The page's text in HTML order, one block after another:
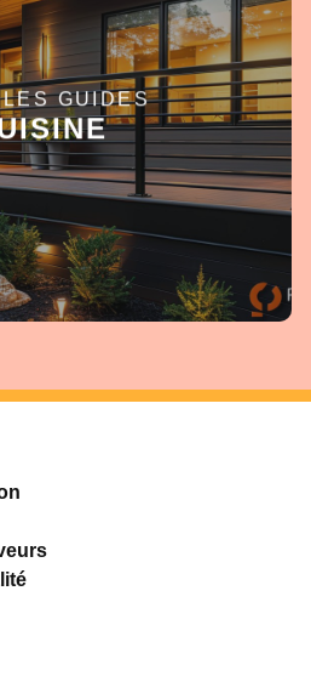
GUIDES
SAVOIR +